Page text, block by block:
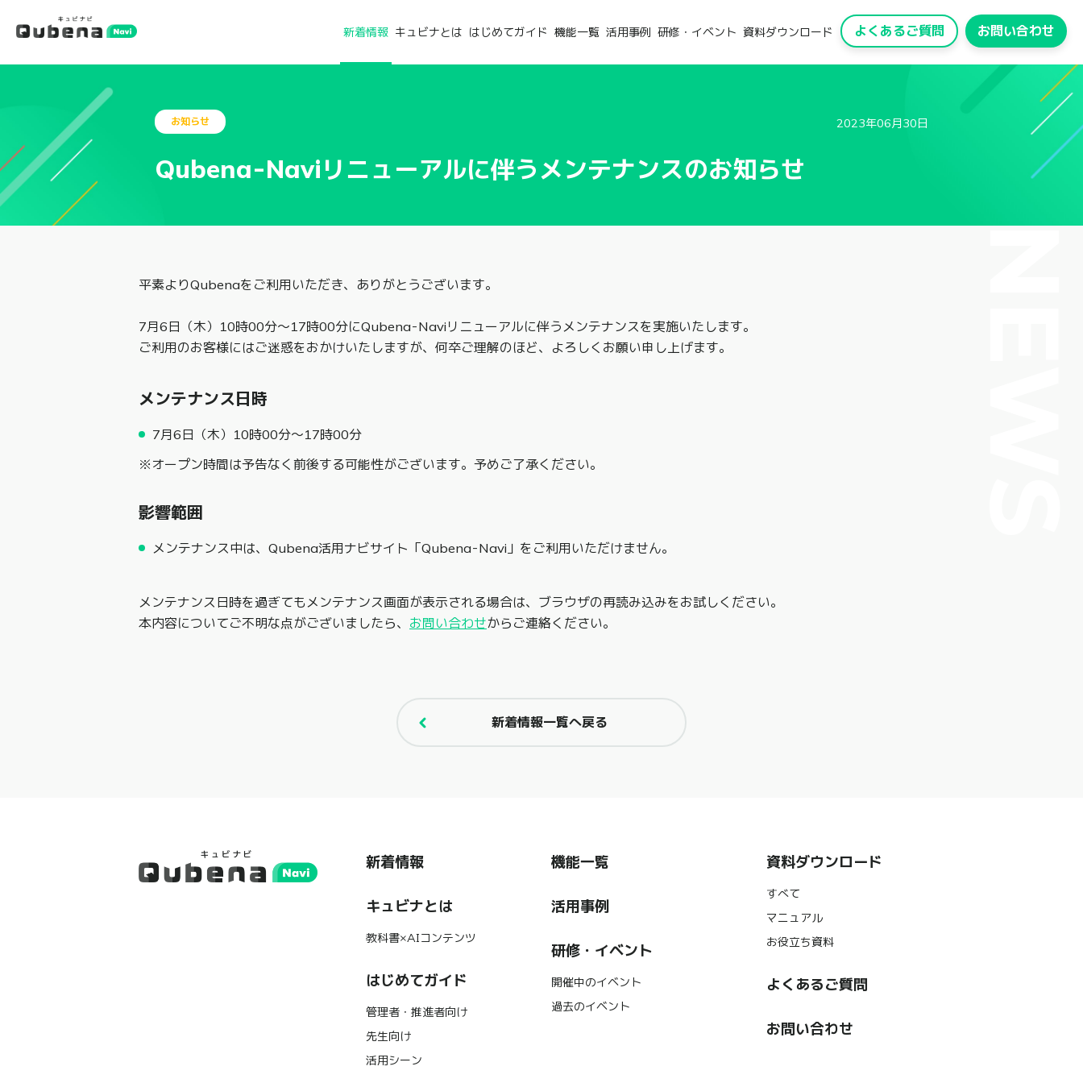
新着情報 キュビナとは はじめてガイド 機能一覧 活用事例 研修・イベント 資料ダウンロード よくあるご質問 お問い合わせ
お知らせ 2023年06月30日
Qubena-Naviリニューアルに伴うメンテナンスのお知らせ
平素よりQubenaをご利用いただき、ありがとうございます。
7月6日（木）10時00分～17時00分にQubena-Naviリニューアルに伴うメンテナンスを実施いたします。
ご利用のお客様にはご迷惑をおかけいたしますが、何卒ご理解のほど、よろしくお願い申し上げます。
メンテナンス日時
7月6日（木）10時00分～17時00分
※オープン時間は予告なく前後する可能性がございます。予めご了承ください。
影響範囲
メンテナンス中は、Qubena活用ナビサイト「Qubena-Navi」をご利用いただけません。
メンテナンス日時を過ぎてもメンテナンス画面が表示される場合は、ブラウザの再読み込みをお試しください。
本内容についてご不明な点がございましたら、 お問い合わせからご連絡ください。
新着情報一覧へ戻る
新着情報
キュビナとは
教科書×AIコンテンツ
はじめてガイド
管理者・推進者向け
先生向け
活用シーン
機能一覧
活用事例
研修・イベント
開催中のイベント
過去のイベント
資料ダウンロード
すべて
マニュアル
お役立ち資料
よくあるご質問
お問い合わせ